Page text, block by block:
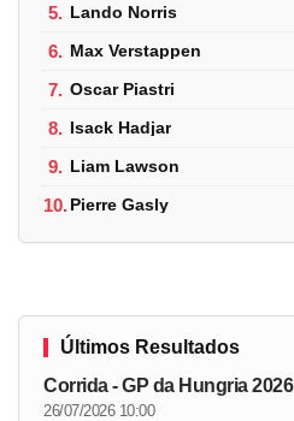
5. Lando Norris
6. Max Verstappen
7. Oscar Piastri
8. Isack Hadjar
9. Liam Lawson
10.Pierre Gasly
Últimos Resultados
Corrida - GP da Hungria 2026
26/07/2026 10:00